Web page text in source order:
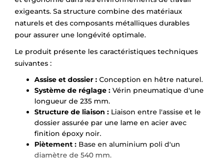
exigeants. Sa structure combine des matériaux
naturels et des composants métalliques durables
pour assurer une longévité optimale.
Le produit présente les caractéristiques techniques
suivantes :
Assise et dossier : Conception en hêtre naturel.
Système de réglage : Vérin pneumatique d'une
longueur de 235 mm.
Structure de liaison : Liaison entre l'assise et le
dossier assurée par une lame en acier avec
finition époxy noir.
Piètement : Base en aluminium poli d'un
diamètre de 540 mm.